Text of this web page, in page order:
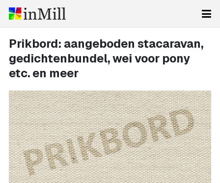
Prikbord: aangeboden stacaravan,
gedichtenbundel, wei voor pony
etc. en meer